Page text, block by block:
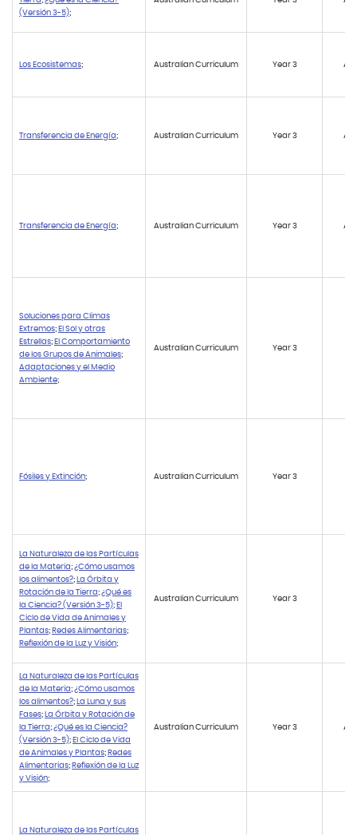
(Versión 3-5);
Los Ecosistemas; Australian Curriculum Year 3
Transferencia de Energía; Australian Curriculum Year 3
Transferencia de Energía; Australian Curriculum Year 3
Soluciones para Climas
Extremos; El Sol y otras
Estrellas; El Comportamiento
de los Grupos de Animales;
Adaptaciones y el Medio
Ambiente;
Australian Curriculum Year 3
Fósiles y Extinción; Australian Curriculum Year 3
La Naturaleza de las Partículas
de la Materia; ¿Cómo usamos
los alimentos?; La Órbita y
Rotación de la Tierra; ¿Qué es
la Ciencia? (Versión 3-5); El
Ciclo de Vida de Animales y
Plantas; Redes Alimentarias;
Reflexión de la Luz y Visión;
Australian Curriculum Year 3
La Naturaleza de las Partículas
de la Materia; ¿Cómo usamos
los alimentos?; La Luna y sus
Fases; La Órbita y Rotación de
la Tierra; ¿Qué es la Ciencia?
(Versión 3-5); El Ciclo de Vida
de Animales y Plantas; Redes
Alimentarias; Reflexión de la Luz
y Visión;
Australian Curriculum Year 3
La Naturaleza de las Partículas